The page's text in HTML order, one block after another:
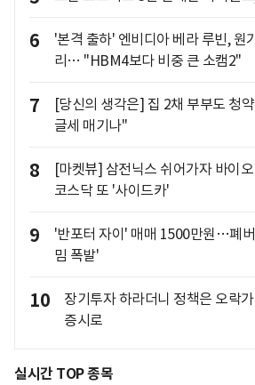
6
'본격 출하' 엔비디아 베라 루빈, 원
리… "HBM4보다 비중 큰 소캠2"
7
[당신의 생각은] 집 2채 부부도 청
글세 매기나"
8
[마켓뷰] 삼전닉스 쉬어가자 바이
코스닥 또 '사이드카'
9
'반포터 자이' 매매 1500만원…폐
밈 폭발'
10
장기투자 하라더니 정책은 오락
증시로
실시간 TOP 종목